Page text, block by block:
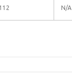
112 N/A